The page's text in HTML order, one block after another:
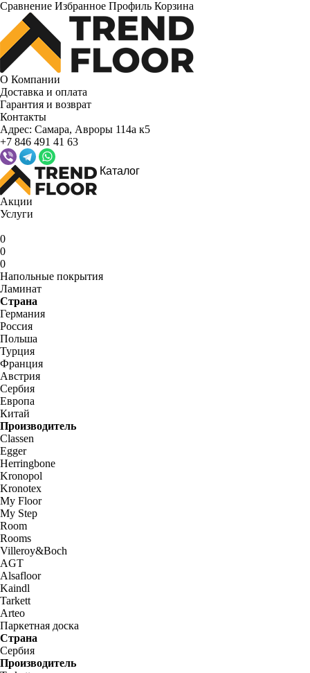
Сравнение Избранное Профиль Корзина
О Компании
Доставка и оплата
Гарантия и возврат
Контакты
Адрес: Самара, Авроры 114а к5
+7 846 491 41 63
Каталог
Акции
Услуги
0
0
0
Напольные покрытия
Ламинат
Страна
Германия
Россия
Польша
Турция
Франция
Австрия
Сербия
Европа
Китай
Производитель
Classen
Egger
Herringbone
Kronopol
Kronotex
My Floor
My Step
Room
Rooms
Villeroy&Boch
AGT
Alsafloor
Kaindl
Tarkett
Arteo
Паркетная доска
Страна
Сербия
Производитель